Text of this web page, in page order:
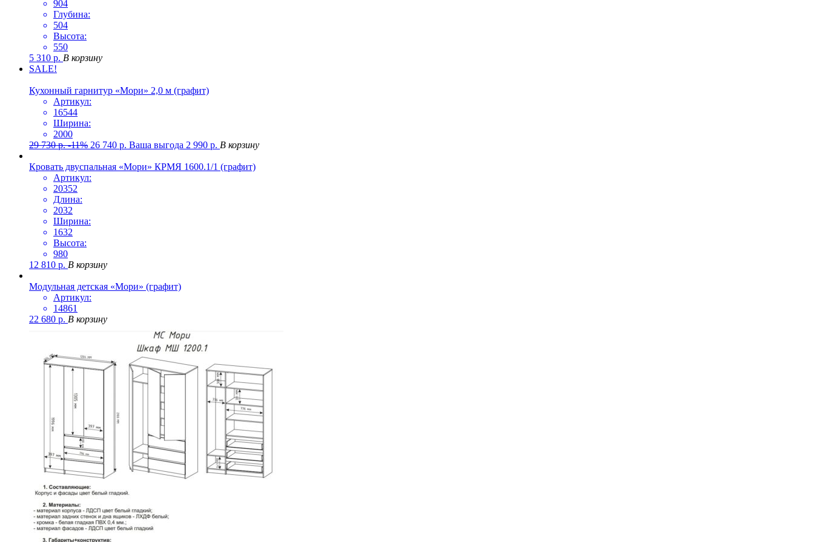
904
Глубина:
504
Высота:
550
5 310 р. В корзину
SALE!
Кухонный гарнитур «Мори» 2,0 м (графит)
Артикул:
16544
Ширина:
2000
29 730р. -11% 26 740 р. Ваша выгода 2 990 р. В корзину
Кровать двуспальная «Мори» КРМЯ 1600.1/1 (графит)
Артикул:
20352
Длина:
2032
Ширина:
1632
Высота:
980
12 810 р. В корзину
Модульная детская «Мори» (графит)
Артикул:
14861
22 680 р. В корзину